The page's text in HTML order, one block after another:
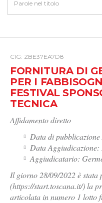
CIG: ZBE37EA7D8
FORNITURA DI
PER I
FESTIVAL
TECNICA
Affidamento diretto
Data di
Data Aggiudicazione:
Aggiudicatario:
Il giorno 28/09/2022 è stata
(https://start.toscana.it/) la
articolata in numero 1 lotto